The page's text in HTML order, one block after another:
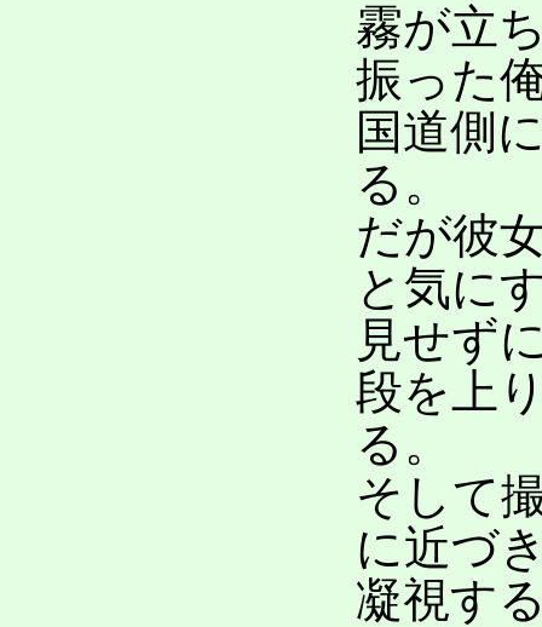
霧が立
振った
国道側
る。
だが彼
と気に
見せず
段を上
る。
そして
に近づ
凝視す